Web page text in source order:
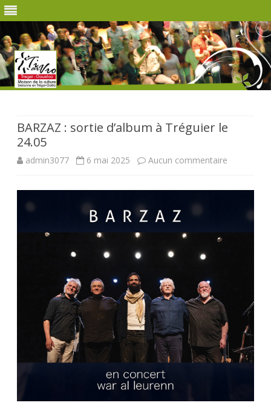
BARZAZ : sortie d’album à Tréguier le
24.05
admin3077 6 mai 2025 Aucun commentaire
24.05